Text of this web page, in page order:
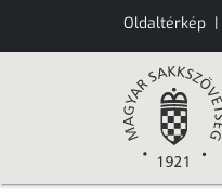
Oldaltérkép |